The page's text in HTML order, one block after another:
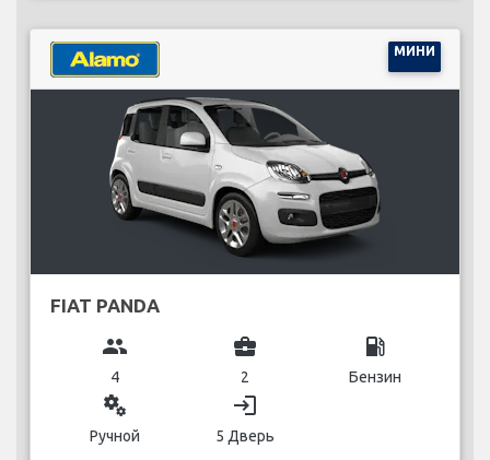
МИНИ
FIAT PANDA
group
4
business_center
2
local_gas_station
Бензин
miscellaneous_services
Ручной
login
5 Дверь